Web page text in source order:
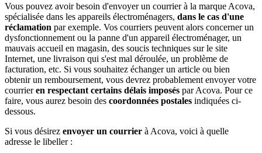
Vous pouvez avoir besoin d'envoyer un courrier à la marque Acova,
spécialisée dans les appareils électroménagers, dans le cas d'une
réclamation par exemple. Vos courriers peuvent alors concerner un
dysfonctionnement ou la panne d'un appareil électroménager, un
mauvais accueil en magasin, des soucis techniques sur le site
Internet, une livraison qui s'est mal déroulée, un problème de
facturation, etc. Si vous souhaitez échanger un article ou bien
obtenir un remboursement, vous devrez probablement envoyer votre
courrieren respectant certains délais imposés par Acova. Pour ce
faire, vous aurez besoin des coordonnées postales indiquées ci-
dessous.
Si vous désirez envoyer un courrier à Acova, voici à quelle
adresse le libeller :